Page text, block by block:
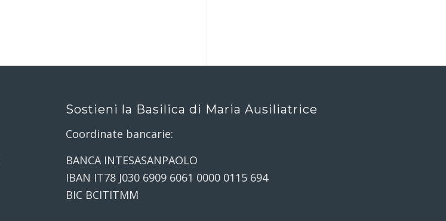
Sostieni la Basilica di Maria Ausiliatrice
Coordinate bancarie:
BANCA INTESASANPAOLO
IBAN IT78 J030 6909 6061 0000 0115 694
BIC BCITITMM